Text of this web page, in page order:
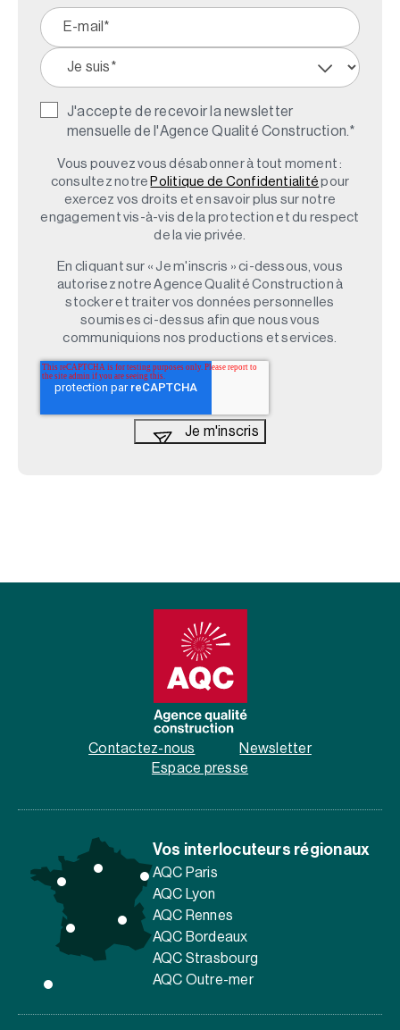
J'accepte de recevoir la newsletter
mensuelle de l'Agence Qualité Construction. *
Vous pouvez vous désabonner à tout moment :
consultez notre Politique de Confidentialité pour
exercez vos droits et en savoir plus sur notre
engagement vis-à-vis de la protection et du respect
de la vie privée.
En cliquant sur « Je m'inscris » ci-dessous, vous
autorisez notre Agence Qualité Construction à
stocker et traiter vos données personnelles
soumises ci-dessus afin que nous vous
communiquions nos productions et services.
Contactez-nous
Newsletter
Espace presse
Vos interlocuteurs régionaux
AQC Paris
AQC Lyon
AQC Rennes
AQC Bordeaux
AQC Strasbourg
AQC Outre-mer